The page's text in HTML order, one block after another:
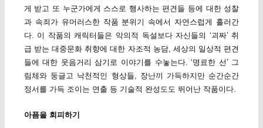
게 받고 또 누군가에게 스스로 행사하는 편견들 등에 대한 성찰
과 속죄가 유머러스한 작품 분위기 속에서 자연스럽게 흘러간
다. 이 작품의 캐릭터들은 악의적 독설보다 자신들의 ‘괴짜’ 취
급 받는 대중문화 취향에 대한 자조적 농담, 세상의 일상적 편견
들에 대한 웃음거리 삼기로 이야기를 수놓는다. ‘명료한 선’ 그
림체와 둥글고 낙천적인 형상들, 장난끼 가득하지만 순간순간
정서를 가득 조이는 연출 등 기술적 완성도도 뛰어난 작품이다.
아픔을 회피하기